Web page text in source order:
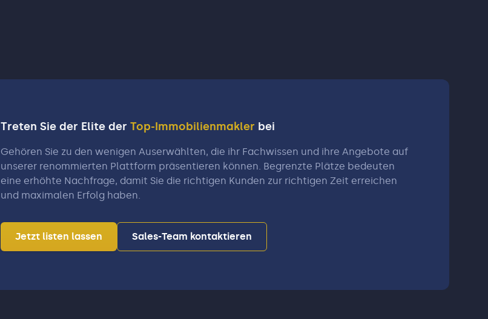
Treten Sie der Elite der Top-Immobilienmakler bei
Gehören Sie zu den wenigen Auserwählten, die ihr Fachwissen und ihre Angebote auf
unserer renommierten Plattform präsentieren können. Begrenzte Plätze bedeuten
eine erhöhte Nachfrage, damit Sie die richtigen Kunden zur richtigen Zeit erreichen
und maximalen Erfolg haben.
Jetzt listen lassen Sales-Team kontaktieren